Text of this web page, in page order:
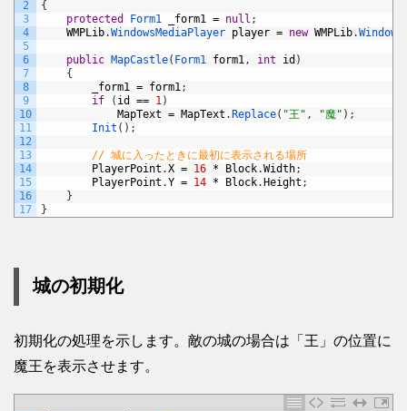
2
3
4
5
6
7
8
9
10
11
12
13
14
15
16
17
{
protected
Form1 _form1 = null ;
WMPLib.WindowsMediaPlayer player = new WMPLib.
public MapCastle( Form1 form1, int id )
{
_form1 = form1;
if
( id == 1)
MapText = MapText . Replace( "王" , "魔" ) ;
Init ( ) ;
// 城に入ったときに最初に表示される場所
PlayerPoint .X = 16 * Block.Width;
PlayerPoint .Y = 14 * Block. Height ;
}
}
城の初期化
初期化の処理を示します。敵の城の場合は「王」の位置に
魔王を表示させます。